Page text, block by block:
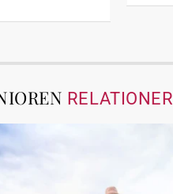
RELATIONER